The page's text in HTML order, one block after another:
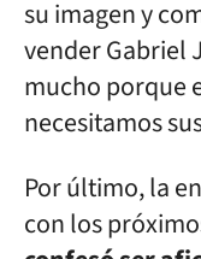
su imagen y
vender Gabriel
mucho porque
necesitamos
Por último, la
con los